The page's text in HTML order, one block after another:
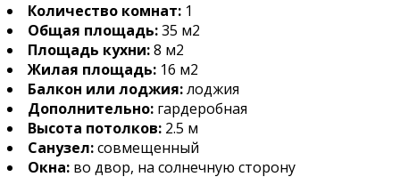
Количество комнат: 1
Общая площадь:35 м2
Площадь кухни:8 м2
Жилая площадь: 16 м2
Балкон или лоджия:лоджия
Дополнительно: гардеробная
Высота потолков: 2.5 м
Санузел:совмещенный
Окна: во двор, на солнечную сторону